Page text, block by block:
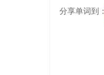
分享单词到：